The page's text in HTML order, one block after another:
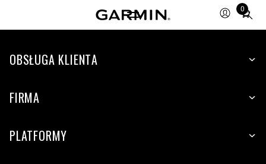
0
Total
items
cart:
OBSŁUGA KLIENTA
FIRMA
PLATFORMY